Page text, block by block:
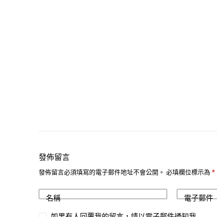
發佈留言
發佈留言必須填寫的電子郵件地址不會公開。 必填欄位標示為 *
名稱
電子郵件